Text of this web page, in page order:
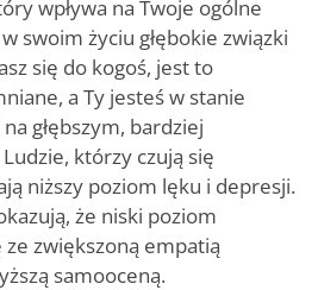
wpływa na Twoje ogólne
swoim życiu głębokie związki
się do kogoś, jest to
a Ty jesteś w stanie
głębszym, bardziej
którzy czują się
niższy poziom lęku i depresji.
że niski poziom
zwiększoną empatią
samooceną.